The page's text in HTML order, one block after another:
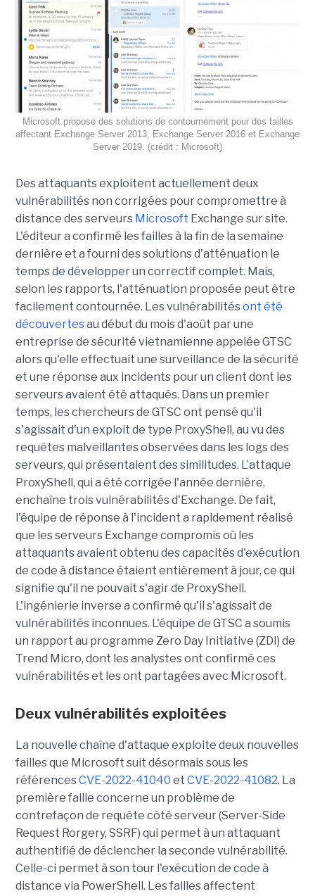
Microsoft propose des solutions de contournement pour des failles
affectant Exchange Server 2013, Exchange Server 2016 et Exchange
Server 2019. (crédit : Microsoft)
Des attaquants exploitent actuellement deux
vulnérabilités non corrigées pour compromettre à
distance des serveurs Microsoft Exchange sur site.
L'éditeur a confirmé les failles à la fin de la semaine
dernière et a fourni des solutions d'atténuation le
temps de développer un correctif complet. Mais,
selon les rapports, l'atténuation proposée peut être
facilement contournée. Les vulnérabilitésont été
découvertesau début du mois d'août par une
entreprise de sécurité vietnamienne appelée GTSC
alors qu'elle effectuait une surveillance de la sécurité
et une réponse aux incidents pour un client dont les
serveurs avaient été attaqués. Dans un premier
temps, les chercheurs de GTSC ont pensé qu'il
s'agissait d'un exploit de type ProxyShell, au vu des
requêtes malveillantes observées dans les logs des
serveurs, qui présentaient des similitudes. L’attaque
ProxyShell, qui a été corrigée l'année dernière,
enchaîne trois vulnérabilités d'Exchange. De fait,
l'équipe de réponse à l'incident a rapidement réalisé
que les serveurs Exchange compromis où les
attaquants avaient obtenu des capacités d'exécution
de code à distance étaient entièrement à jour, ce qui
signifie qu'il ne pouvait s'agir de ProxyShell.
L'ingénierie inverse a confirmé qu'il s'agissait de
vulnérabilités inconnues. L'équipe de GTSC a soumis
un rapport au programme Zero Day Initiative (ZDI) de
Trend Micro, dont les analystes ont confirmé ces
vulnérabilités et les ont partagées avec Microsoft.
Deux vulnérabilités exploitées
La nouvelle chaîne d'attaque exploite deux nouvelles
failles que Microsoft suit désormais sous les
référencesCVE-2022-41040 et CVE-2022-41082. La
première faille concerne un problème de
contrefaçon de requête côté serveur (Server-Side
Request Rorgery, SSRF) qui permet à un attaquant
authentifié de déclencher la seconde vulnérabilité.
Celle-ci permet à son tour l'exécution de code à
distance via PowerShell. Les failles affectent